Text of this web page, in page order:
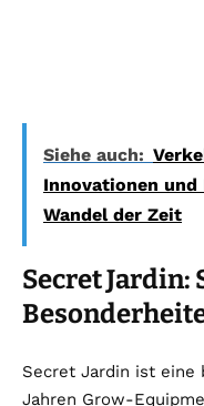
Siehe auch:
Innovationen
Wandel der Zeit
Secret Jardin:
Secret Jardin ist eine
Jahren Grow-